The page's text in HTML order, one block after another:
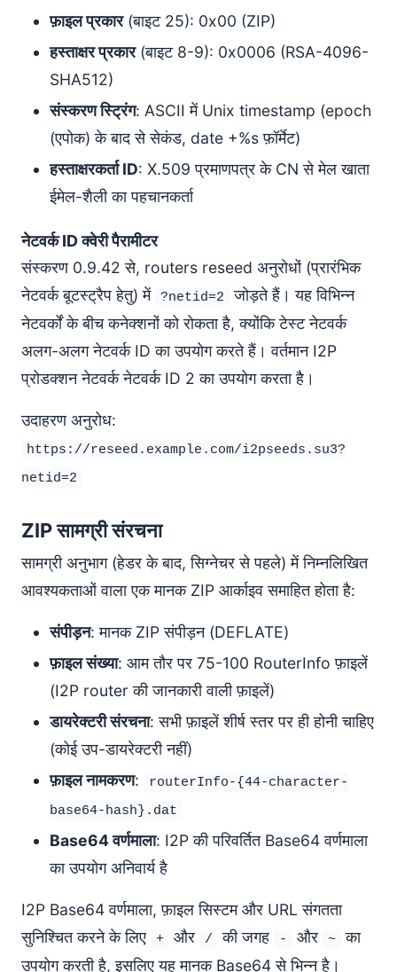
फ़ाइल प्रकार(बाइट 25): 0x00 (ZIP)
हस्ताक्षर प्रकार(बाइट 8-9): 0x0006 (RSA-4096-
SHA512)
संस्करण स्ट्रिंग: ASCII में Unix timestamp (epoch
(एपोक) के बाद से सेकंड, date +%s फ़ॉर्मेट)
हस्ताक्षरकर्ता ID: X.509 प्रमाणपत्र के CN से मेल खाता
ईमेल-शैली का पहचानकर्ता
नेटवर्क ID क्वेरी पैरामीटर
संस्करण 0.9.42 से, routers reseed अनुरोधों (प्रारंभिक
नेटवर्क बूटस्ट्रैप हेतु) में ?netid=2
जोड़ते हैं। यह विभिन्न
नेटवर्कों के बीच कनेक्शनों को रोकता है, क्योंकि टेस्ट नेटवर्क
अलग-अलग नेटवर्क ID का उपयोग करते हैं। वर्तमान I2P
प्रोडक्शन नेटवर्क नेटवर्क ID 2 का उपयोग करता है।
उदाहरण अनुरोध:
https://reseed.example.com/i2pseeds.su3?
netid=2
ZIP सामग्री संरचना
सामग्री अनुभाग (हेडर के बाद, सिग्नेचर से पहले) में निम्नलिखित
आवश्यकताओं वाला एक मानक ZIP आर्काइव समाहित होता है:
संपीड़न: मानक ZIP संपीड़न (DEFLATE)
फ़ाइल संख्या: आम तौर पर 75-100 RouterInfo फ़ाइलें
(I2P router की जानकारी वाली फ़ाइलें)
डायरेक्टरी संरचना: सभी फ़ाइलें शीर्ष स्तर पर ही होनी चाहिए
(कोई उप-डायरेक्टरी नहीं)
फ़ाइल नामकरण:
routerInfo-{44-character-
base64-hash}.dat
Base64 वर्णमाला: I2P की परिवर्तित Base64 वर्णमाला
का उपयोग अनिवार्य है
I2P Base64 वर्णमाला, फ़ाइल सिस्टम और URL संगतता
सुनिश्चित करने के लिए
+ और / की जगह - और ~ का
उपयोग करती है, इसलिए यह मानक Base64 से भिन्न है।